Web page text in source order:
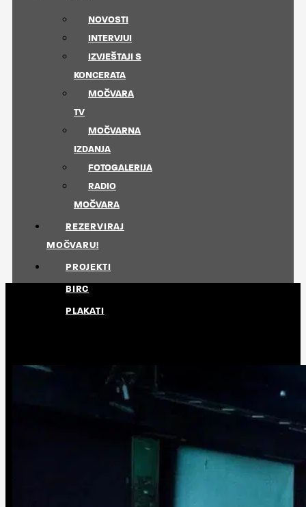
NOVOSTI
INTERVJUI
IZVJEŠTAJI S
KONCERATA
MOČVARA
TV
MOČVARNA
IZDANJA
FOTOGALERIJA
RADIO
MOČVARA
REZERVIRAJ
MOČVARU!
PROJEKTI
BIRC
PLAKATI